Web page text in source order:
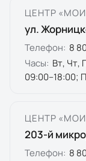
ЦЕНТР
ул.
Телефон: 8
Часы: Вт, Чт,
09:00–18:00;
ЦЕНТР
203-й
Телефон: 8